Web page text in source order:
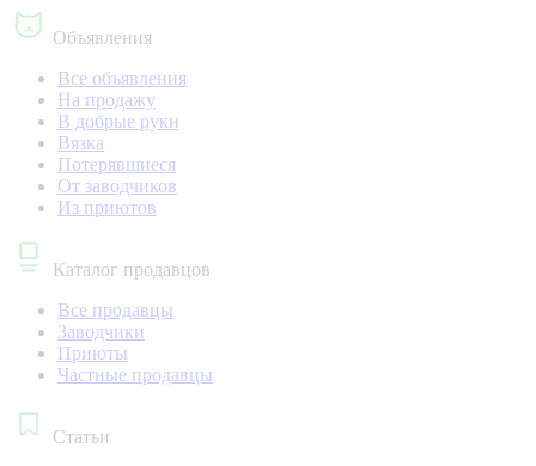
Объявления
Все объявления
На продажу
В добрые руки
Вязка
Потерявшиеся
От заводчиков
Из приютов
Каталог продавцов
Все продавцы
Заводчики
Приюты
Частные продавцы
Статьи